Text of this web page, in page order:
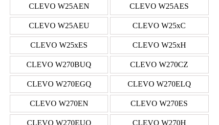
CLEVO W25AEN CLEVO W25AES
CLEVO W25AEU CLEVO W25xC
CLEVO W25xES CLEVO W25xH
CLEVO W270BUQ CLEVO W270CZ
CLEVO W270EGQ CLEVO W270ELQ
CLEVO W270EN CLEVO W270ES
CLEVO W270EUQ CLEVO W270H